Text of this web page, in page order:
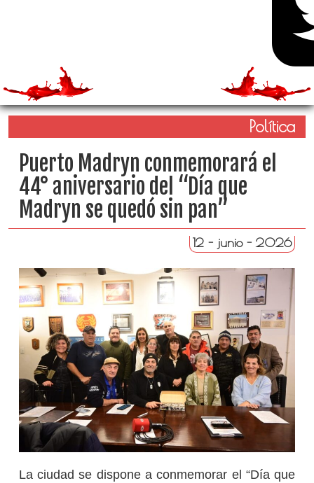
Política
Puerto Madryn conmemorará el
44° aniversario del “Día que
Madryn se quedó sin pan”
12 - junio - 2026
La ciudad se dispone a conmemorar el “Día que